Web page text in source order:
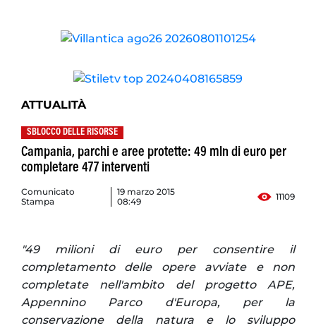
ATTUALITÀ
SBLOCCO DELLE RISORSE
Campania, parchi e aree protette: 49 mln di euro per
completare 477 interventi
Comunicato
Stampa
19 marzo 2015
08:49
11109
"49 milioni di euro per consentire il
completamento delle opere avviate e non
completate nell'ambito del progetto APE,
Appennino Parco d'Europa, per la
conservazione della natura e lo sviluppo